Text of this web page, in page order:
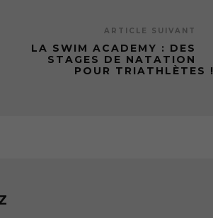
ARTICLE SUIVANT
LA SWIM ACADEMY : DES
STAGES DE NATATION
POUR TRIATHLÈTES !